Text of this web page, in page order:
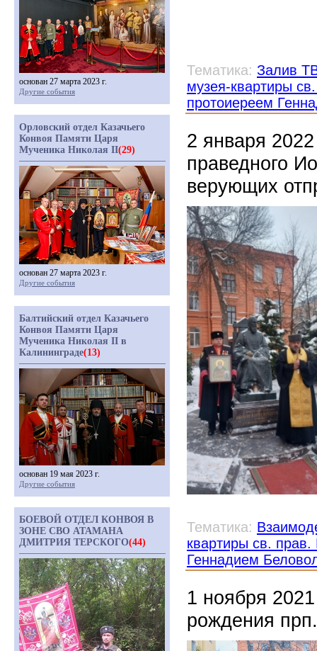
Тематика: Залив
музея-квартиры
протоиереем
2 января
праведного
верующих
Тематика:
квартиры св.
Геннадием
1 ноября
рождения
основан 27 марта 2023 г.
Другие события
Орловский отдел Казачьего
Конвоя Памяти Царя
Мученика Николая II(29)
основан 27 марта 2023 г.
Другие события
Балтийский отдел Казачьего
Конвоя Памяти Царя
Мученика Николая II в
Калининграде(13)
основан 19 мая 2023 г.
Другие события
БОЕВОЙ ОТДЕЛ КОНВОЯ В
ЗОНЕ СВО АТАМАНА
ДМИТРИЯ ТЕРСКОГО(44)